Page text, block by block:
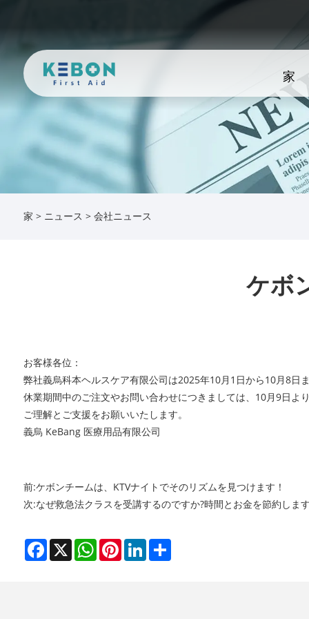
家
家 > ニュース > 会社ニュース
ケボ
お客様各位：
弊社義烏科本ヘルスケア有限公司は2025年10月1日から10月8日
休業期間中のご注文やお問い合わせにつきましては、10月9日
ご理解とご支援をお願いいたします。
義烏 KeBang 医療用品有限公司
前:ケボンチームは、KTVナイトでそのリズムを見つけます！
次:なぜ救急法クラスを受講するのですか?時間とお金を節約しま
Facebook
X WhatsAppPinterestLinkedInShare